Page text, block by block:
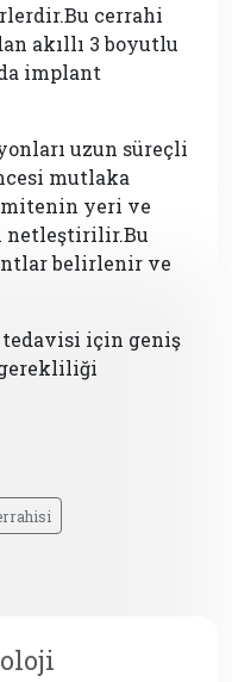
cerrahi
akıllı 3 boyutlu
implant
uzun süreçli
mutlaka
yeri ve
netleştirilir.Bu
belirlenir ve
tedavisi için geniş